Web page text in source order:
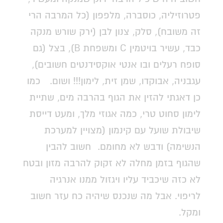
פטרוזיליה, כוסברה, מלפפון (כל המרבה הרי
זה משובח), סלק, צנון לבן (ירק שורש מנקה
כבד, עשיר בויטמין C ומשפחת B), בצל (גם
סופח רעלים ובו אנטי אוקסידנטים חשובים),
עגבניה, אבוקדו, שמן זית, לימון!!! ושום. כמו
כן דאגתי להזין את הגוף בהרבה מים, שתיית
לימון סחוט טרי, כמה אגוזי מלך, ומעט דייסת
שיבולת שועל עם קינמון (מצויין למערכת
הנשימה) ודבש לא מחומם. חשוב להבין
שהגוף בזמן מחלה לא זקוק להרבה מזון ובטח
לא כזה שיכביד עליו ויגזול ממנו אנרגיה
לריפוי. אבל מה שנכנס שיהיה כח עזר חשוב
ומקל.